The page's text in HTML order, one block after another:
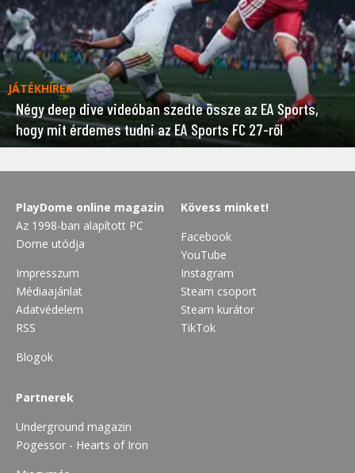
JÁTÉKHÍREK
Négy deep dive videóban szedte össze az EA Sports,
hogy mit érdemes tudni az EA Sports FC 27-ről
PlayDome online magazin
Az 1998-ban alapított PC
Dome utódja
Impresszum
Médiaajánlat
Adatvédelem
RSS
Blogok
Kövess minket!
Facebook
YouTube
Instagram
Steam csoport
Steam kurátor
TikTok
Partnerek
Underground magazin
Pogessor - Hearts of Iron